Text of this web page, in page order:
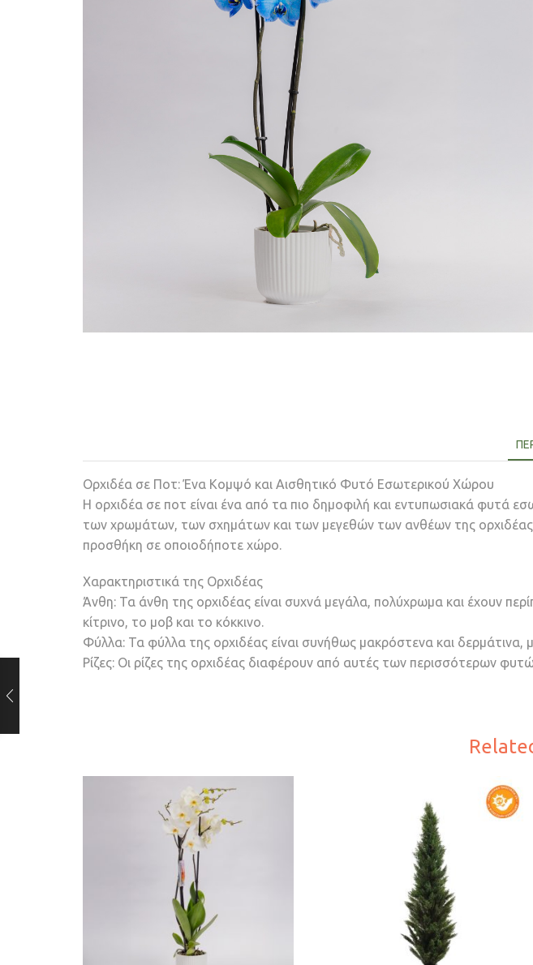
Ορχιδέα σε Ποτ: Ένα Κομψό και Αισθητικό Φυτό Εσωτερικού Χώρου
Η ορχιδέα σε ποτ είναι ένα από τα πιο δημοφιλή και εντυπωσιακά φυτά
των χρωμάτων, των σχημάτων και των μεγεθών των ανθέων της ορχιδέας
προσθήκη σε οποιοδήποτε χώρο.
Χαρακτηριστικά της Ορχιδέας
Άνθη: Τα άνθη της ορχιδέας είναι συχνά μεγάλα, πολύχρωμα και έχουν
κίτρινο, το μοβ και το κόκκινο.
Φύλλα: Τα φύλλα της ορχιδέας είναι συνήθως μακρόστενα και δερμάτινα,
Ρίζες: Οι ρίζες της ορχιδέας διαφέρουν από αυτές των περισσότερων